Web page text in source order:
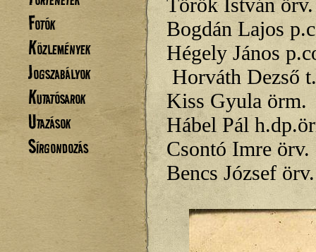
Fotók
Közlemények
Jogszabályok
Kutatósarok
Utazások
Sírgondozás
Bogdán Lajos
Hégely János
Horváth Dezső
Kiss Gyula örm.
Hábel Pál
Csontó Imre örv.
Bencs József örv.